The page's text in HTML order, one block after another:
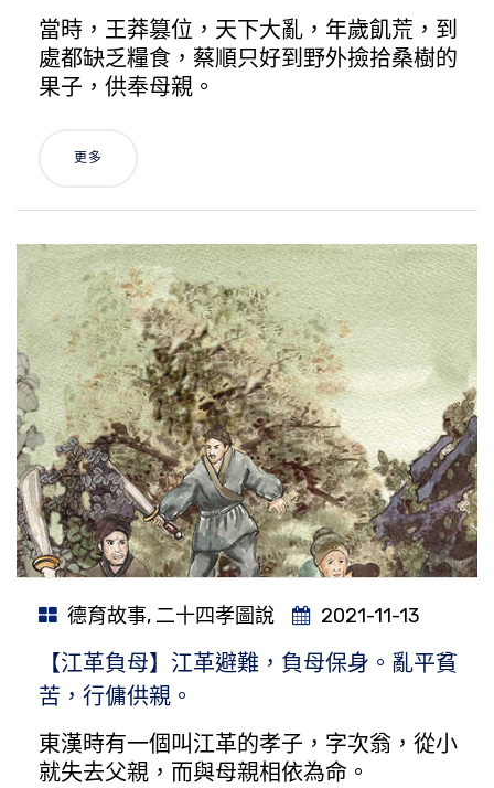
當時，王莽篡位，天下大亂，年歲飢荒，到
處都缺乏糧食，蔡順只好到野外撿拾桑樹的
果子，供奉母親。
更多
德育故事, 二十四孝圖說 2021-11-13
【江革負母】江革避難，負母保身。亂平貧
苦，行傭供親。
東漢時有一個叫江革的孝子，字次翁，從小
就失去父親，而與母親相依為命。